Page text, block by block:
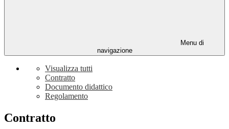
Menu di
navigazione
Visualizza tutti
Contratto
Documento didattico
Regolamento
Contratto